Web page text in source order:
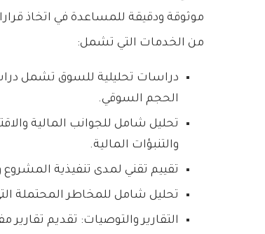
موثوقة ودقيقة للمساعدة في اتخاذ
من الخدمات التي تشمل:
دراسات تحليلية للسوق تشمل
الحجم السوقي.
تحليل شامل للجوانب المالية
والتنبؤات المالية.
تقييم تقني لمدى تنفيذية المشروع
تحليل شامل للمخاطر المحتملة
التقارير والتوصيات: تقديم